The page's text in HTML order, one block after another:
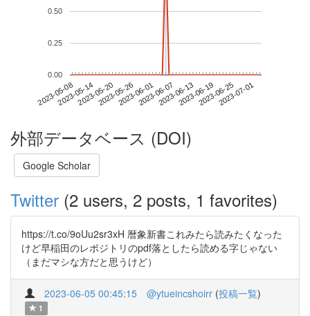
2023-05-082023-05-142023-05-202023-05-262023-06-012023-06-072023-06-132023-06-192023-06-252023-07-01
0.00
0.25
0.50
外部データベース (DOI)
Google Scholar
Twitter (2 users, 2 posts, 1 favorites)
https://t.co/9oUu2sr3xH 暦象新書これみたら読みたくなった
けど早稲田のレポジトリのpdf落としたら読める字じゃない
（まだマシな方だと思うけど）
2023-06-05 00:45:15 @ytueincshoirr (投稿一覧)
1